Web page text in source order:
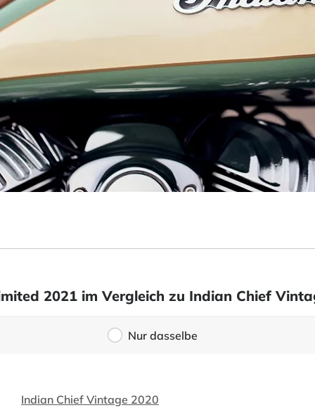
2021 im Vergleich zu Indian Chief
Nur dasselbe
Indian Chief Vintage 2020